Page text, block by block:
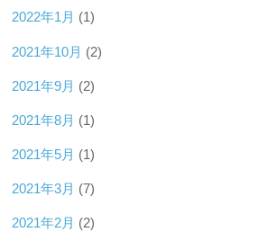
2022年1月 (1)
2021年10月 (2)
2021年9月 (2)
2021年8月 (1)
2021年5月 (1)
2021年3月 (7)
2021年2月 (2)